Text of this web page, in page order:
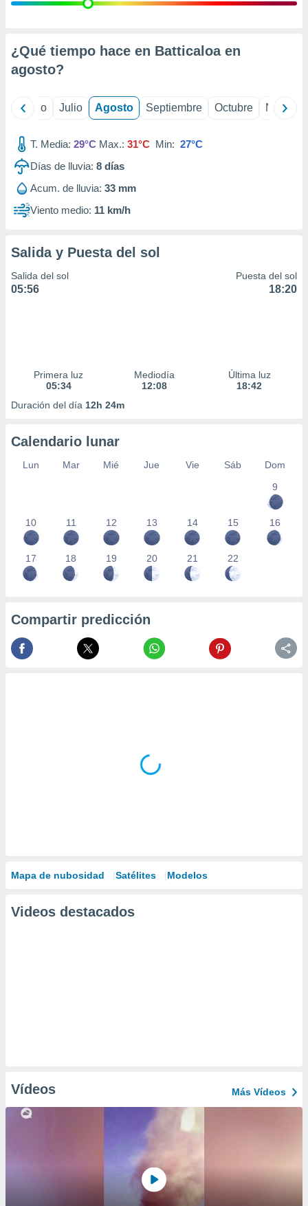
e
mediante
publicidad
de
1199
¿Qué tiempo hace en Batticaloa en
agosto?
Junio Julio Agosto Septiembre Octubre
T. Media: 29°C Max.: 31°C Min: 27°C
Días de lluvia: 8 días
Acum. de lluvia: 33 mm
Viento medio: 11 km/h
Salida y Puesta del sol
Salida del sol
05:56
Puesta del sol
18:20
Primera luz
05:34
Mediodía
12:08
Última luz
18:42
Duración del día 12h 24m
Calendario lunar
Lun Mar Mié Jue Vie Sáb
Dom
9
10 11 12 13 14 15 16
17 18 19 20 21 22
Compartir predicción
Mapa de nubosidad Satélites Modelos
Videos destacados
Vídeos Más Vídeos